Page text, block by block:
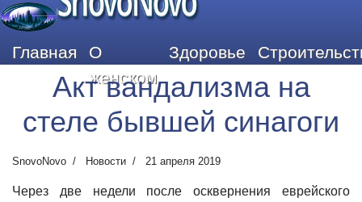
Главная
О
женском
Здоровье
Акт вандализма на
стеле бывшей синагоги
SnovoNovo Новости 21 апреля 2019
Через две недели после осквернения еврейского